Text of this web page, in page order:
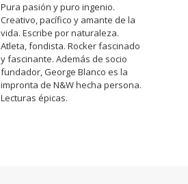
Pura pasión y puro ingenio.
Creativo, pacífico y amante de la
vida. Escribe por naturaleza.
Atleta, fondista. Rocker fascinado
y fascinante. Además de socio
fundador, George Blanco es la
impronta de N&W hecha persona.
Lecturas épicas.